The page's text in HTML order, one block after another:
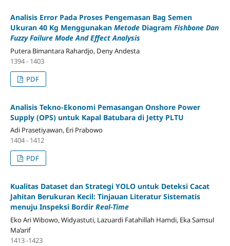
Analisis Error Pada Proses Pengemasan Bag Semen
Ukuran 40 Kg Menggunakan Metode Diagram Fishbone Dan
Fuzzy Failure Mode And Effect Analysis
Putera Bimantara Rahardjo, Deny Andesta
1394 - 1403
PDF
Analisis Tekno-Ekonomi Pemasangan Onshore Power
Supply (OPS) untuk Kapal Batubara di Jetty PLTU
Adi Prasetiyawan, Eri Prabowo
1404 - 1412
PDF
Kualitas Dataset dan Strategi YOLO untuk Deteksi Cacat
Jahitan Berukuran Kecil: Tinjauan Literatur Sistematis
menuju Inspeksi Bordir Real-Time
Eko Ari Wibowo, Widyastuti, Lazuardi Fatahillah Hamdi, Eka Samsul
Ma’arif
1413 -1423